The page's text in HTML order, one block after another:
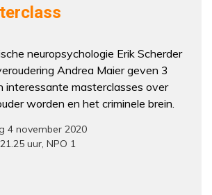
neuropsychologie Erik Scherder
Andrea Maier geven 3
interessante masterclasses over
worden en het criminele brein.
4 november 2020
uur, NPO 1